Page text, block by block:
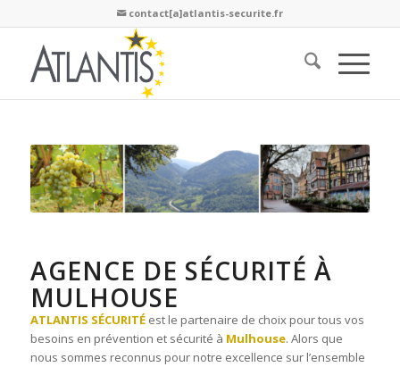
contact[a]atlantis-securite.fr
AGENCE DE SÉCURITÉ À
MULHOUSE
ATLANTIS SÉCURITÉest le partenaire de choix pour tous vos
besoins en prévention et sécurité à Mulhouse. Alors que
nous sommes reconnus pour notre excellence sur l’ensemble